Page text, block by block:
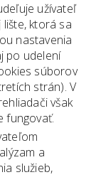
užívateľ
ktorá sa
nastavenia
po udelení
súborov
strán). V
však
fungovať.
a
služieb,